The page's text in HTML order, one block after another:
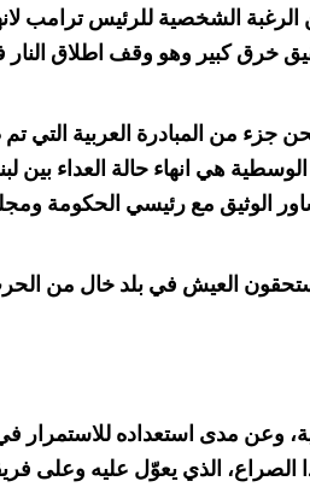
الرغبة الشخصية للرئيس ترامب
خرق كبير وهو وقف اطلاق
هي انهاء حالة العداء بين
52 منه، فانه شدد “على اني أقوم بها بالتشاور الوثيق
وتستحقون العيش في بلد خال من
وعن مدى استعداده للاستمرار
الصراع، الذي يعوّل عليه وعلى